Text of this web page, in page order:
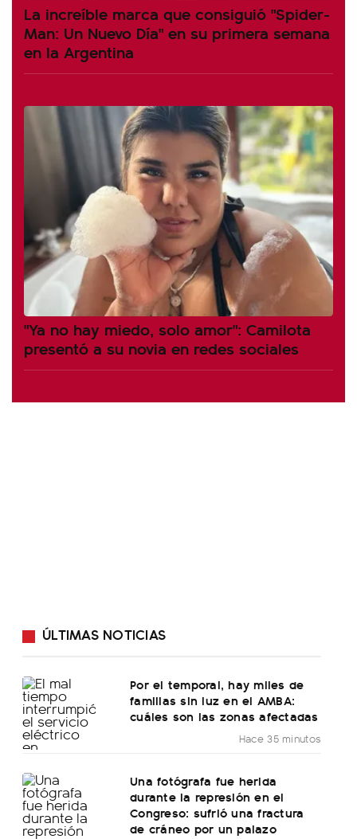
La increíble marca que consiguió "Spider-
Man: Un Nuevo Día" en su primera semana
en la Argentina
"Ya no hay miedo, solo amor": Camilota
presentó a su novia en redes sociales
ÚLTIMAS NOTICIAS
Por el temporal, hay miles de
familias sin luz en el AMBA:
cuáles son las zonas afectadas
Hace 35 minutos
Una fotógrafa fue herida
durante la represión en el
Congreso: sufrió una fractura
de cráneo por un palazo